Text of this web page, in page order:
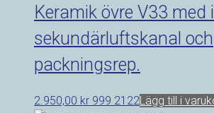
Keramik övre V33 med
sekundärluftskanal och
packningsrep.
2.950,00 kr 999 2122Lägg till i